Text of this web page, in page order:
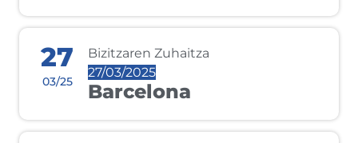
27
03/25
Bizitzaren Zuhaitza
27/03/2025
Barcelona